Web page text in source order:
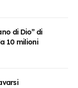
di Dio” di
10 milioni